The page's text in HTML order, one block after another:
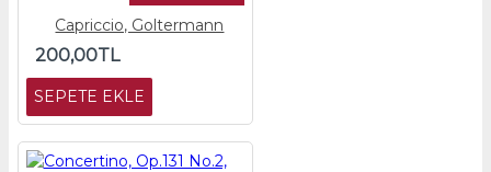
Capriccio, Goltermann
200,00TL
SEPETE EKLE